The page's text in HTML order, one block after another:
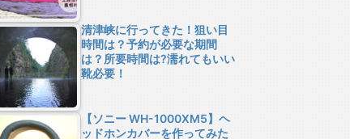
清津峡に行ってきた！狙い目
時間は？予約が必要な期間
は？所要時間は?濡れてもいい
靴必要！
【ソニー WH-1000XM5】ヘ
ッドホンカバーを作ってみた